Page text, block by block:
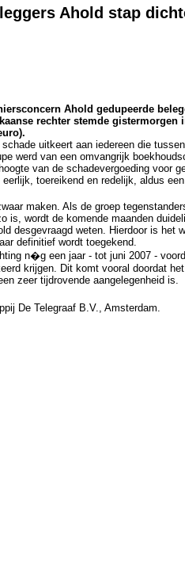
Ahold stap
Ahold gedupeerde
rechter stemde
uitkeert aan iedereen die
werd van een omvangrijk
van de schadevergoeding voor
toereikend en redelijk, aldus
maken. Als de groep
is, wordt de komende maanden
desgevraagd weten. Hierdoor is het
definitief wordt toegekend.
n�g een jaar - tot juni 2007 -
krijgen. Dit komt vooral doordat
zeer tijdrovende aangelegenheid is.
De Telegraaf B.V., Amsterdam.